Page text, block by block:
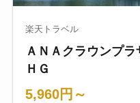
楽天トラベル
ＡＮＡクラウンプ
ＨＧ
5,960円～